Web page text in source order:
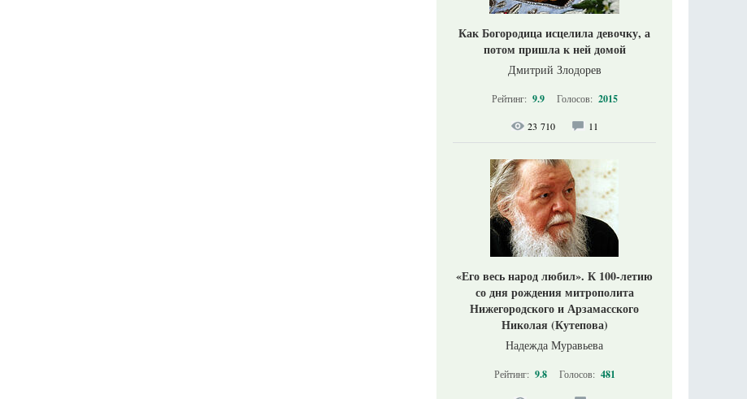
Как Богородица исцелила девочку, а
потом пришла к ней домой
Дмитрий Злодорев
Рейтинг: 9.9 Голосов: 2015
23 710 11
«Его весь народ любил». К 100-летию
со дня рождения митрополита
Нижегородского и Арзамасского
Николая (Кутепова)
Надежда Муравьева
Рейтинг: 9.8 Голосов: 481